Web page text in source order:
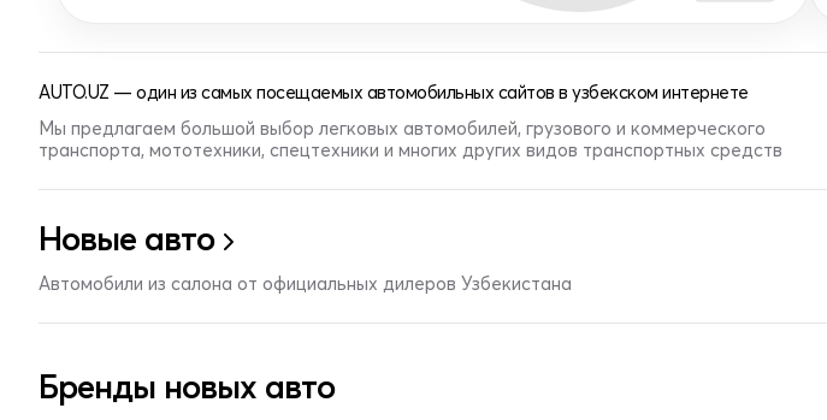
AUTO.UZ — один из самых посещаемых автомобильных сайтов в узбекском интернете
Мы предлагаем большой выбор легковых автомобилей, грузового и коммерческого
транспорта, мототехники, спецтехники и многих других видов транспортных средств
Новые авто
Автомобили из салона от официальных дилеров Узбекистана
Бренды новых авто